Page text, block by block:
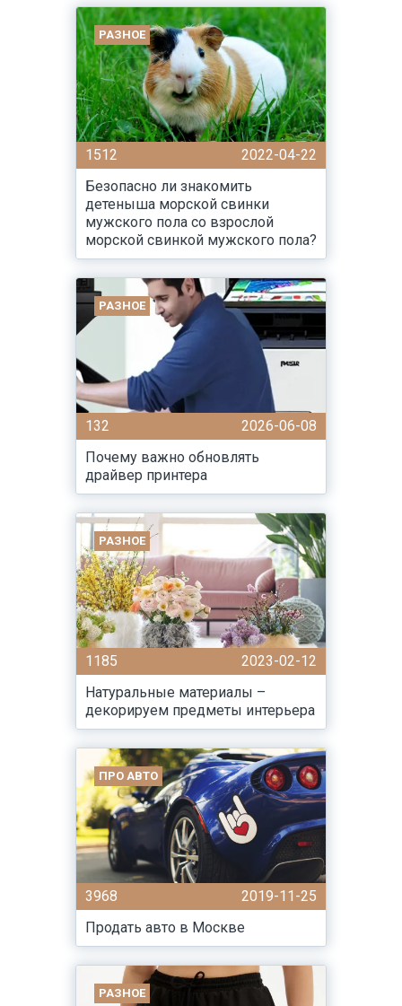
РАЗНОЕ
1512
2022-04-22
Безопасно ли знакомить
детеныша морской свинки
мужского пола со взрослой
морской свинкой мужского пола?
РАЗНОЕ
132
2026-06-08
Почему важно обновлять
драйвер принтера
РАЗНОЕ
1185
2023-02-12
Натуральные материалы –
декорируем предметы интерьера
ПРО АВТО
3968
2019-11-25
Продать авто в Москве
РАЗНОЕ